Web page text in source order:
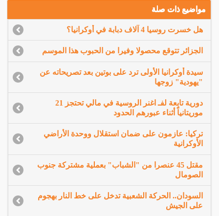
مواضيع ذات صلة
هل خسرت روسيا 4 آلاف دبابة في أوكرانيا؟
الجزائر تتوقع محصولا وفيرا من الحبوب هذا الموسم
سيدة أوكرانيا الأولى ترد على بوتين بعد تصريحاته عن
"يهودية" زوجها
دورية تابعة لفـ اغنر الروسية في مالي تحتجز 21
موريتانياً أثناء عبورهم الحدود
تركيا: عازمون على ضمان استقلال ووحدة الأراضي
الأوكرانية
مقتل 45 عنصرا من "الشباب" بعملية مشتركة جنوب
الصومال
السودان.. الحركة الشعبية تدخل على خط النار بهجوم
على الجيش